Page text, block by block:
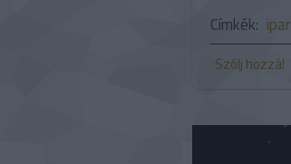
Címkék: ipar
Szólj hozzá!